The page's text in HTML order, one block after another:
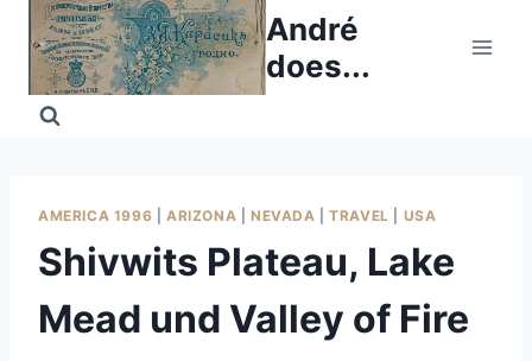
Skip
content
André
does...
AMERICA 1996 ARIZONA NEVADA |TRAVEL USA
Shivwits Plateau, Lake
Mead und Valley of Fire